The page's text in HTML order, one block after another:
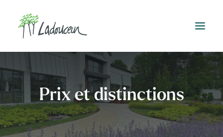
Prix et distinctions